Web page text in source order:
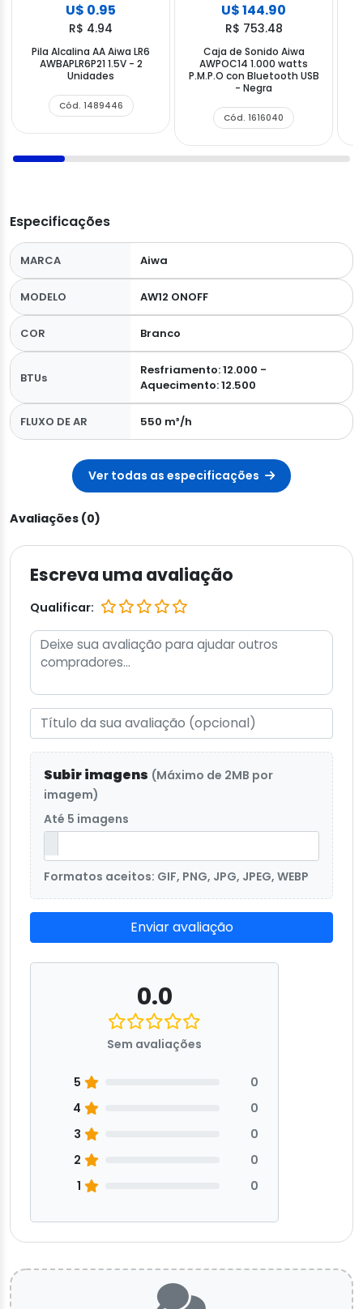
U$ 0.95
R$ 4.94
Pila Alcalina AA Aiwa LR6
AWBAPLR6P21 1.5V - 2
Unidades
Cód. 1489446
U$ 144.90
R$ 753.48
Caja de Sonido Aiwa
AWPOC14 1.000 watts
P.M.P.O con Bluetooth USB
- Negra
Cód. 1616040
Especificações
MARCA Aiwa
MODELO AW12 ONOFF
COR Branco
BTUs
Resfriamento: 12.000 -
Aquecimento: 12.500
FLUXO DE AR 550 m³/h
Ver todas as especificações
Avaliações (0)
Escreva uma avaliação
Qualificar:
Subir imagens (Máximo de 2MB por
imagem)
Até 5 imagens
Formatos aceitos: GIF, PNG, JPG, JPEG, WEBP
Enviar avaliação
0.0
Sem avaliações
5
0
4
0
3
0
2
0
1
0